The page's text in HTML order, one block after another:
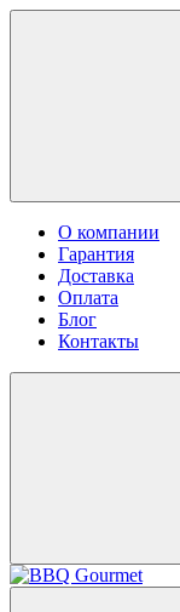
О компании
Гарантия
Доставка
Оплата
Блог
Контакты